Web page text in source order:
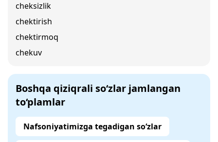
cheksizlik
chektirish
chektirmoq
chekuv
Boshqa qiziqrali so‘zlar jamlangan
to‘plamlar
Nafsoniyatimizga tegadigan so‘zlar